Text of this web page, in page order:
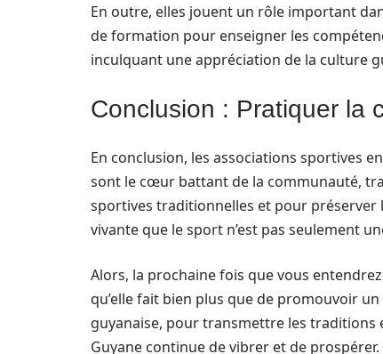
En outre, elles jouent un rôle important
de formation pour enseigner les
inculquant une appréciation de la culture
Conclusion : Pratiquer la
En conclusion, les associations sportives
sont le cœur battant de la communauté,
sportives traditionnelles et pour préserver
vivante que le sport n’est pas seulement
Alors, la prochaine fois que vous
qu’elle fait bien plus que de promouvoir un
guyanaise, pour transmettre les
Guyane continue de vibrer et de prospérer.